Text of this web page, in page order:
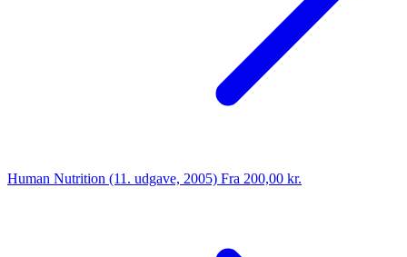
Human Nutrition (11. udgave, 2005) Fra 200,00 kr.